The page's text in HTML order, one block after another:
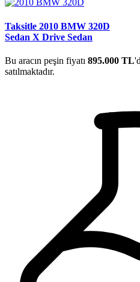
Taksitle 2010 BMW 320D
Sedan X Drive Sedan
Bu aracın peşin fiyatı 895.000 TL
satılmaktadır.